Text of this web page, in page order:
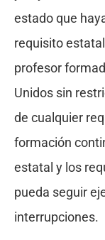
estado que
requisito
profesor
Unidos sin
de cualquier
formación
estatal y los
pueda seguir
interrupciones.